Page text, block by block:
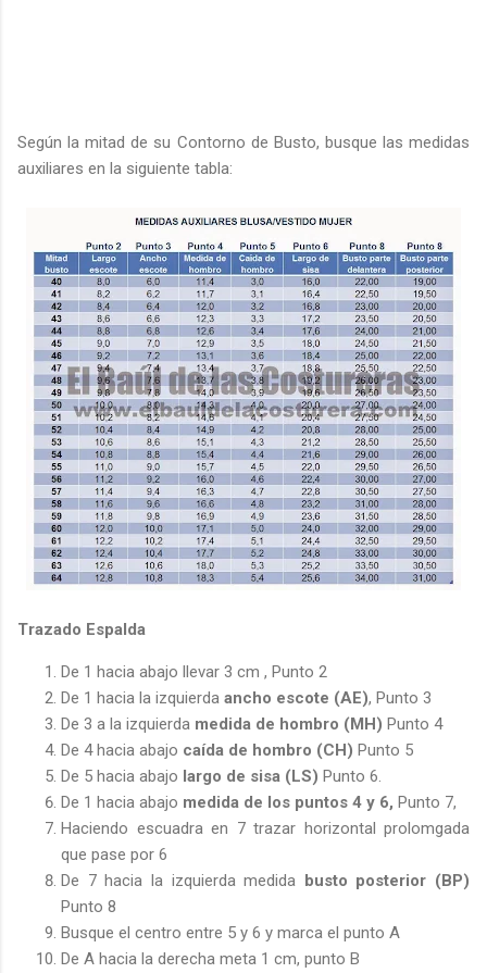
Según la mitad de su Contorno de Busto, busque las medidas
auxiliares en la siguiente tabla:
Trazado Espalda
De 1 hacia abajo llevar 3 cm , Punto 2
De 1 hacia la izquierda ancho escote (AE), Punto 3
De 3 a la izquierda medida de hombro (MH) Punto 4
De 4 hacia abajo caída de hombro (CH) Punto 5
De 5 hacia abajo largo de sisa (LS) Punto 6.
De 1 hacia abajo medida de los puntos 4 y 6, Punto 7,
Haciendo escuadra en 7 trazar horizontal prolomgada
que pase por 6
De 7 hacia la izquierda medida busto posterior (BP)
Punto 8
Busque el centro entre 5 y 6 y marca el punto A
De A hacia la derecha meta 1 cm, punto B